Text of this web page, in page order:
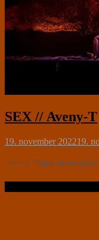
SEX // Aveny-T
19. november 202219.
⭐⭐⭐⭐ ”Men det